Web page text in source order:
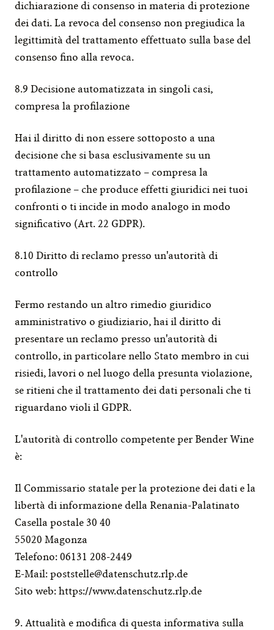
dichiarazione di consenso in materia di protezione
dei dati. La revoca del consenso non pregiudica la
legittimità del trattamento effettuato sulla base del
consenso fino alla revoca.
8.9 Decisione automatizzata in singoli casi,
compresa la profilazione
Hai il diritto di non essere sottoposto a una
decisione che si basa esclusivamente su un
trattamento automatizzato – compresa la
profilazione – che produce effetti giuridici nei tuoi
confronti o ti incide in modo analogo in modo
significativo (Art. 22 GDPR).
8.10 Diritto di reclamo presso un'autorità di
controllo
Fermo restando un altro rimedio giuridico
amministrativo o giudiziario, hai il diritto di
presentare un reclamo presso un'autorità di
controllo, in particolare nello Stato membro in cui
risiedi, lavori o nel luogo della presunta violazione,
se ritieni che il trattamento dei dati personali che ti
riguardano violi il GDPR.
L'autorità di controllo competente per Bender Wine
è:
Il Commissario statale per la protezione dei dati e la
libertà di informazione della Renania-Palatinato
Casella postale 30 40
55020 Magonza
Telefono: 06131 208-2449
E-Mail: poststelle@datenschutz.rlp.de
Sito web: https://www.datenschutz.rlp.de
9. Attualità e modifica di questa informativa sulla